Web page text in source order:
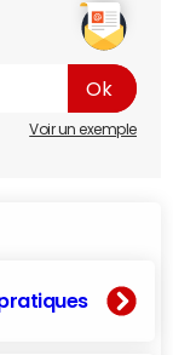
Voir un exemple